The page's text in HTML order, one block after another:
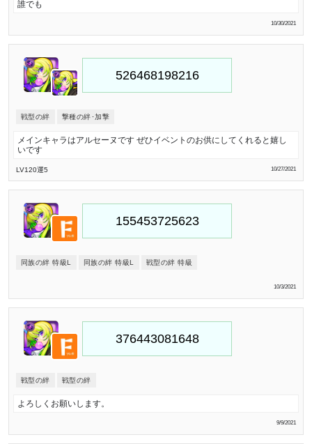
誰でも
10/30/2021
戦型の絆 撃種の絆･加撃
メインキャラはアルセーヌです ぜひイベントのお供にしてくれると嬉し
いです
LV120運5 10/27/2021
同族の絆 特級L 同族の絆 特級L 戦型の絆 特級
10/3/2021
戦型の絆 戦型の絆
よろしくお願いします。
9/9/2021